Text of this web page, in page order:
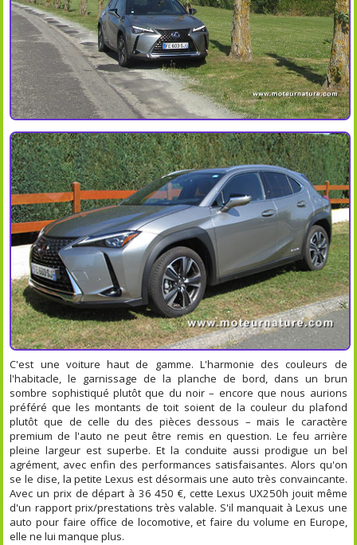
C'est une voiture haut de gamme. L'harmonie des couleurs de
l'habitacle, le garnissage de la planche de bord, dans un brun
sombre sophistiqué plutôt que du noir – encore que nous aurions
préféré que les montants de toit soient de la couleur du plafond
plutôt que de celle du des pièces dessous – mais le caractère
premium de l'auto ne peut être remis en question. Le feu arrière
pleine largeur est superbe. Et la conduite aussi prodigue un bel
agrément, avec enfin des performances satisfaisantes. Alors qu'on
se le dise, la petite Lexus est désormais une auto très convaincante.
Avec un prix de départ à 36 450 €, cette Lexus UX250h jouit même
d'un rapport prix/prestations très valable. S'il manquait à Lexus une
auto pour faire office de locomotive, et faire du volume en Europe,
elle ne lui manque plus.